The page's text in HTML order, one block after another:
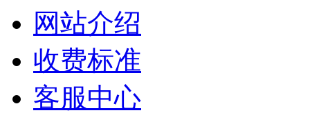
网站介绍
收费标准
客服中心